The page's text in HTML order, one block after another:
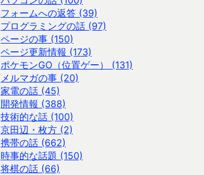
フォームへの返答 (39)
プログラミングの話 (97)
ページの事 (150)
ページ更新情報 (173)
ポケモンGO（位置ゲー） (131)
メルマガの事 (20)
家電の話 (45)
開発情報 (388)
技術的な話 (100)
京田辺・枚方 (2)
携帯の話 (662)
時事的な話題 (150)
将棋の話 (66)